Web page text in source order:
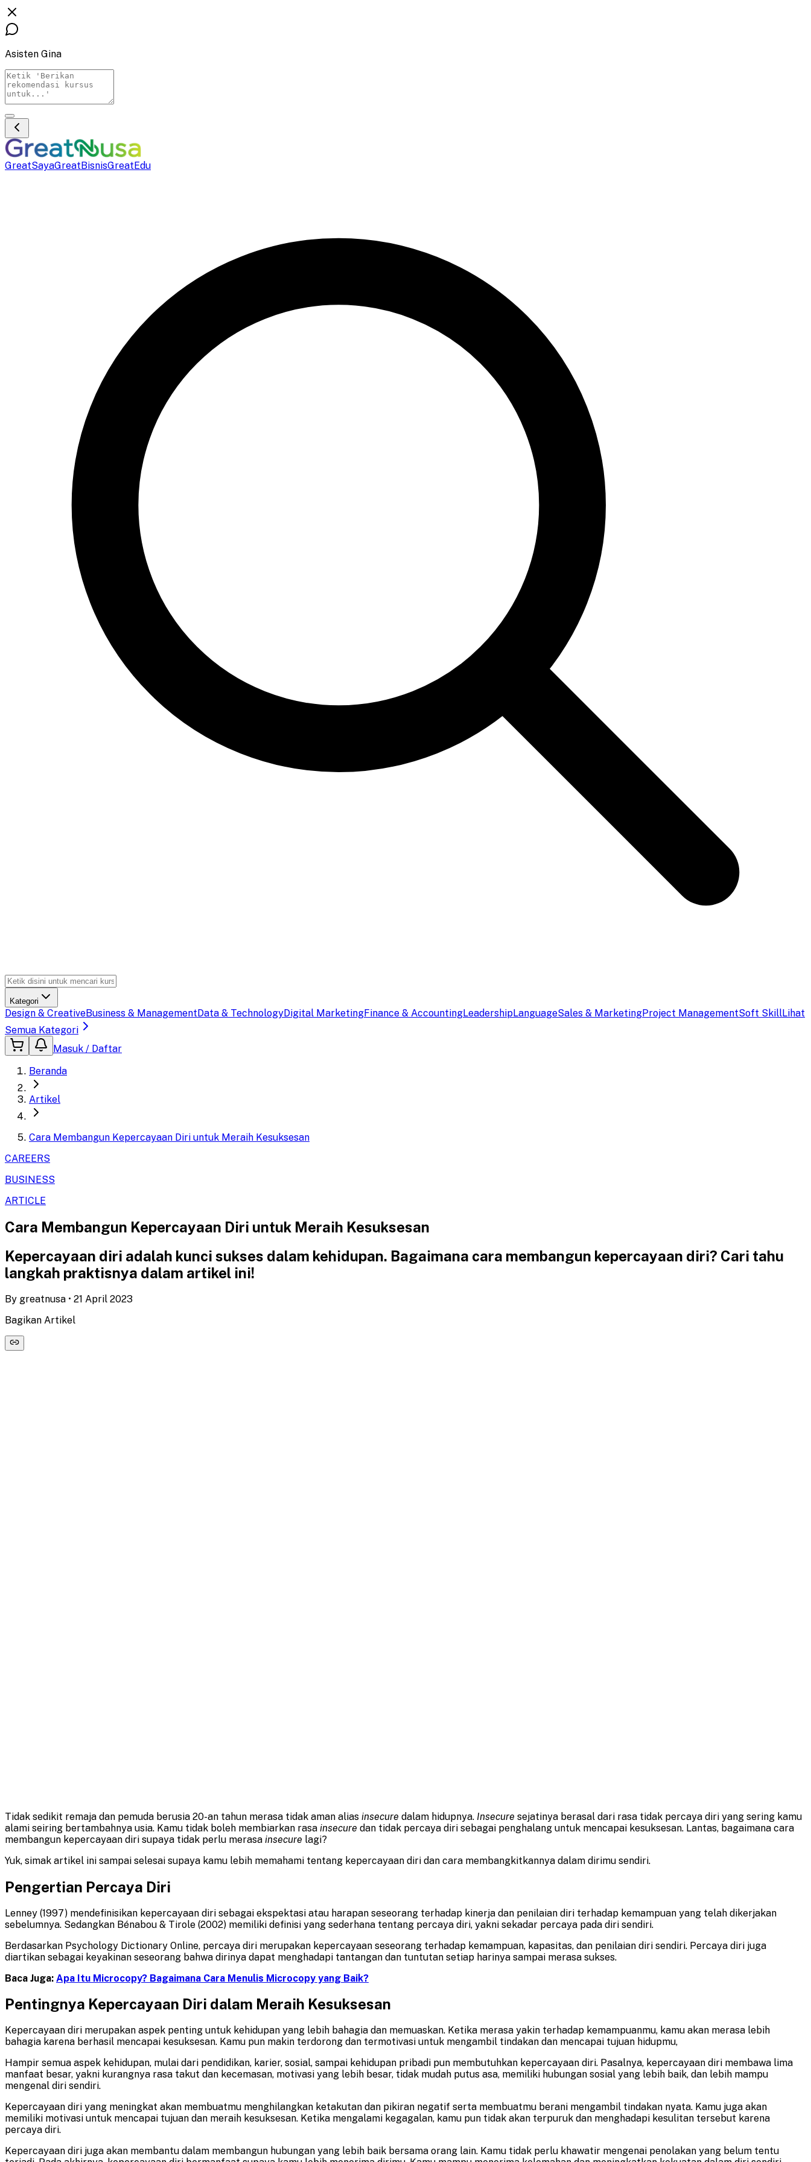
Asisten Gina
GreatSayaGreatBisnisGreatEdu
Kategori
Design & CreativeBusiness & ManagementData & TechnologyDigital MarketingFinance & AccountingLeadershipLanguageSales & MarketingProject ManagementSoft SkillLihat
Semua Kategori
Masuk / Daftar
Beranda
Artikel
Cara Membangun Kepercayaan Diri untuk Meraih Kesuksesan
CAREERS
BUSINESS
ARTICLE
Cara Membangun Kepercayaan Diri untuk Meraih Kesuksesan
Kepercayaan diri adalah kunci sukses dalam kehidupan. Bagaimana cara membangun kepercayaan diri? Cari tahu
langkah praktisnya dalam artikel ini!
By greatnusa • 21 April 2023
Bagikan Artikel
Tidak sedikit remaja dan pemuda berusia 20-an tahun merasa tidak aman alias insecure dalam hidupnya. Insecure sejatinya berasal dari rasa tidak percaya diri yang sering kamu
alami seiring bertambahnya usia. Kamu tidak boleh membiarkan rasa insecure dan tidak percaya diri sebagai penghalang untuk mencapai kesuksesan. Lantas, bagaimana cara
membangun kepercayaan diri supaya tidak perlu merasa insecure lagi?
Yuk, simak artikel ini sampai selesai supaya kamu lebih memahami tentang kepercayaan diri dan cara membangkitkannya dalam dirimu sendiri.
Pengertian Percaya Diri
Lenney (1997) mendefinisikan kepercayaan diri sebagai ekspektasi atau harapan seseorang terhadap kinerja dan penilaian diri terhadap kemampuan yang telah dikerjakan
sebelumnya. Sedangkan Bénabou & Tirole (2002) memiliki definisi yang sederhana tentang percaya diri, yakni sekadar percaya pada diri sendiri.
Berdasarkan Psychology Dictionary Online, percaya diri merupakan kepercayaan seseorang terhadap kemampuan, kapasitas, dan penilaian diri sendiri. Percaya diri juga
diartikan sebagai keyakinan seseorang bahwa dirinya dapat menghadapi tantangan dan tuntutan setiap harinya sampai merasa sukses.
Baca Juga: Apa Itu Microcopy? Bagaimana Cara Menulis Microcopy yang Baik?
Pentingnya Kepercayaan Diri dalam Meraih Kesuksesan
Kepercayaan diri merupakan aspek penting untuk kehidupan yang lebih bahagia dan memuaskan. Ketika merasa yakin terhadap kemampuanmu, kamu akan merasa lebih
bahagia karena berhasil mencapai kesuksesan. Kamu pun makin terdorong dan termotivasi untuk mengambil tindakan dan mencapai tujuan hidupmu,
Hampir semua aspek kehidupan, mulai dari pendidikan, karier, sosial, sampai kehidupan pribadi pun membutuhkan kepercayaan diri. Pasalnya, kepercayaan diri membawa lima
manfaat besar, yakni kurangnya rasa takut dan kecemasan, motivasi yang lebih besar, tidak mudah putus asa, memiliki hubungan sosial yang lebih baik, dan lebih mampu
mengenal diri sendiri.
Kepercayaan diri yang meningkat akan membuatmu menghilangkan ketakutan dan pikiran negatif serta membuatmu berani mengambil tindakan nyata. Kamu juga akan
memiliki motivasi untuk mencapai tujuan dan meraih kesuksesan. Ketika mengalami kegagalan, kamu pun tidak akan terpuruk dan menghadapi kesulitan tersebut karena
percaya diri.
Kepercayaan diri juga akan membantu dalam membangun hubungan yang lebih baik bersama orang lain. Kamu tidak perlu khawatir mengenai penolakan yang belum tentu